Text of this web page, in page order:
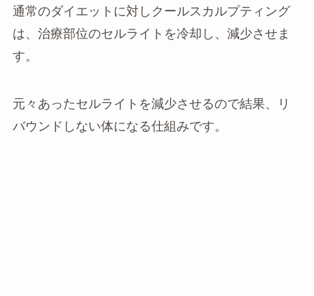
通常のダイエットに対しクールスカルプティング
は、治療部位のセルライトを冷却し、減少させま
す。
元々あったセルライトを減少させるので結果、リ
バウンドしない体になる仕組みです。